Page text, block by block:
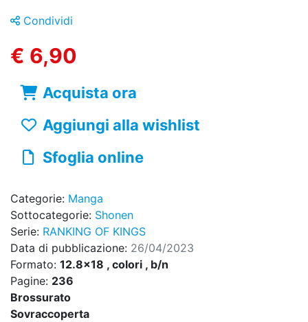
Condividi
€ 6,90
Acquista ora
Aggiungi alla wishlist
Sfoglia online
Categorie: Manga
Sottocategorie: Shonen
Serie: RANKING OF KINGS
Data di pubblicazione: 26/04/2023
Formato: 12.8x18 , colori , b/n
Pagine: 236
Brossurato
Sovraccoperta